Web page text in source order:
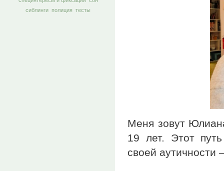
сиблинги полиция тесты
Меня зовут
19 лет. Этот
своей